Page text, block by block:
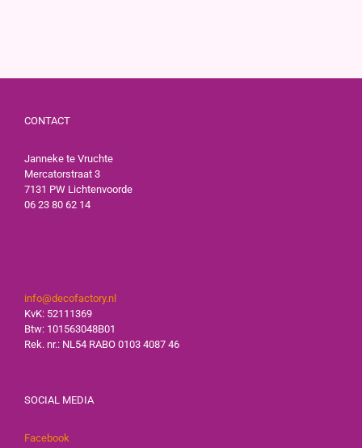
CONTACT
Janneke te Vruchte
Mercatorstraat 3
7131 PW Lichtenvoorde
06 23 80 62 14
info@decofactory.nl
KvK: 52111369
Btw: 101563048B01
Rek. nr.: NL54 RABO 0103 4087 46
SOCIAL MEDIA
Facebook